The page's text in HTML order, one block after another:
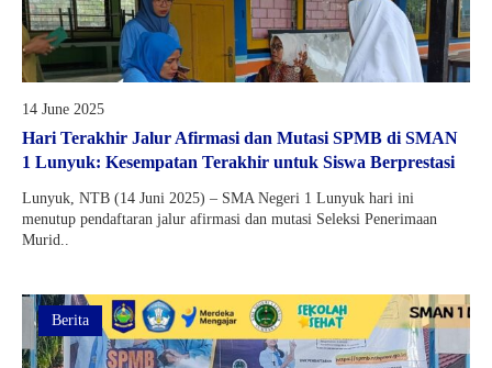
14 June 2025
Hari Terakhir Jalur Afirmasi dan Mutasi SPMB di SMAN
1 Lunyuk: Kesempatan Terakhir untuk Siswa Berprestasi
Lunyuk, NTB (14 Juni 2025) – SMA Negeri 1 Lunyuk hari ini
menutup pendaftaran jalur afirmasi dan mutasi Seleksi Penerimaan
Murid..
Berita